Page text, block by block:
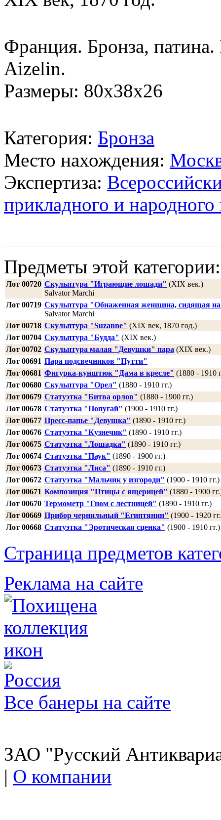
Франция. Бронза,
Aizelin.
Размеры: 80х38х26
Категория: Бронза
Место нахождения:
Экспертиза:
прикладного и народного
Предметы этой категории:
Лот 00720 Скульптура "Играющие лошади" (XIX век.)
Salvator Marchi
Лот 00719 Скульптура "Обнаженная женщина, сидящая на
Salvator Marchi
Лот 00718 Скульптура "Suzanne" (XIX век, 1870 год.)
Лот 00704 Скульптура "Будда" (XIX век.)
Лот 00702 Скульптура малая "Девушки" пара (XIX век.)
Лот 00691 Пара подсвечников "Путти"
Лот 00681 Фигурка-кунштюк "Дама в кресле" (1880 - 1910
Лот 00680 Скульптура "Орел" (1880 - 1910 гг.)
Лот 00679 Статуэтка "Битва орлов" (1880 - 1900 гг.)
Лот 00678 Статуэтка "Попугай" (1900 - 1910 гг.)
Лот 00677 Пресс-папье "Девушка" (1890 - 1910 гг.)
Лот 00676 Статуэтка "Кузнечик" (1890 - 1910 гг.)
Лот 00675 Статуэтка "Лошадка" (1890 - 1910 гг.)
Лот 00674 Статуэтка "Паук" (1890 - 1900 гг.)
Лот 00673 Статуэтка "Лиса" (1890 - 1910 гг.)
Лот 00672 Статуэтка "Мальчик у изгороди" (1900 - 1910 гг.)
Лот 00671 Композиция "Птицы с ящерицей" (1880 - 1900
Лот 00670 Термометр "Гном с лестницей" (1890 - 1910 гг.)
Лот 00669 Прибор чернильный "Египтянин" (1900 - 1920
Лот 00668 Статуэтка "Эротическая сценка" (1900 - 1910 гг.)
Страница предметов
Реклама на сайте
Все банеры на сайте
ЗАО "Русский
| О компании